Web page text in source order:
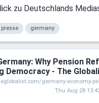
zu Deutschlands
presse germany
Why Pension
Democracy - The
Thu Aug 28